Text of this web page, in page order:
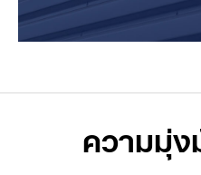
ความมุ่ง